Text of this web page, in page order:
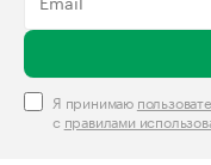
Я принимаю
с правилами